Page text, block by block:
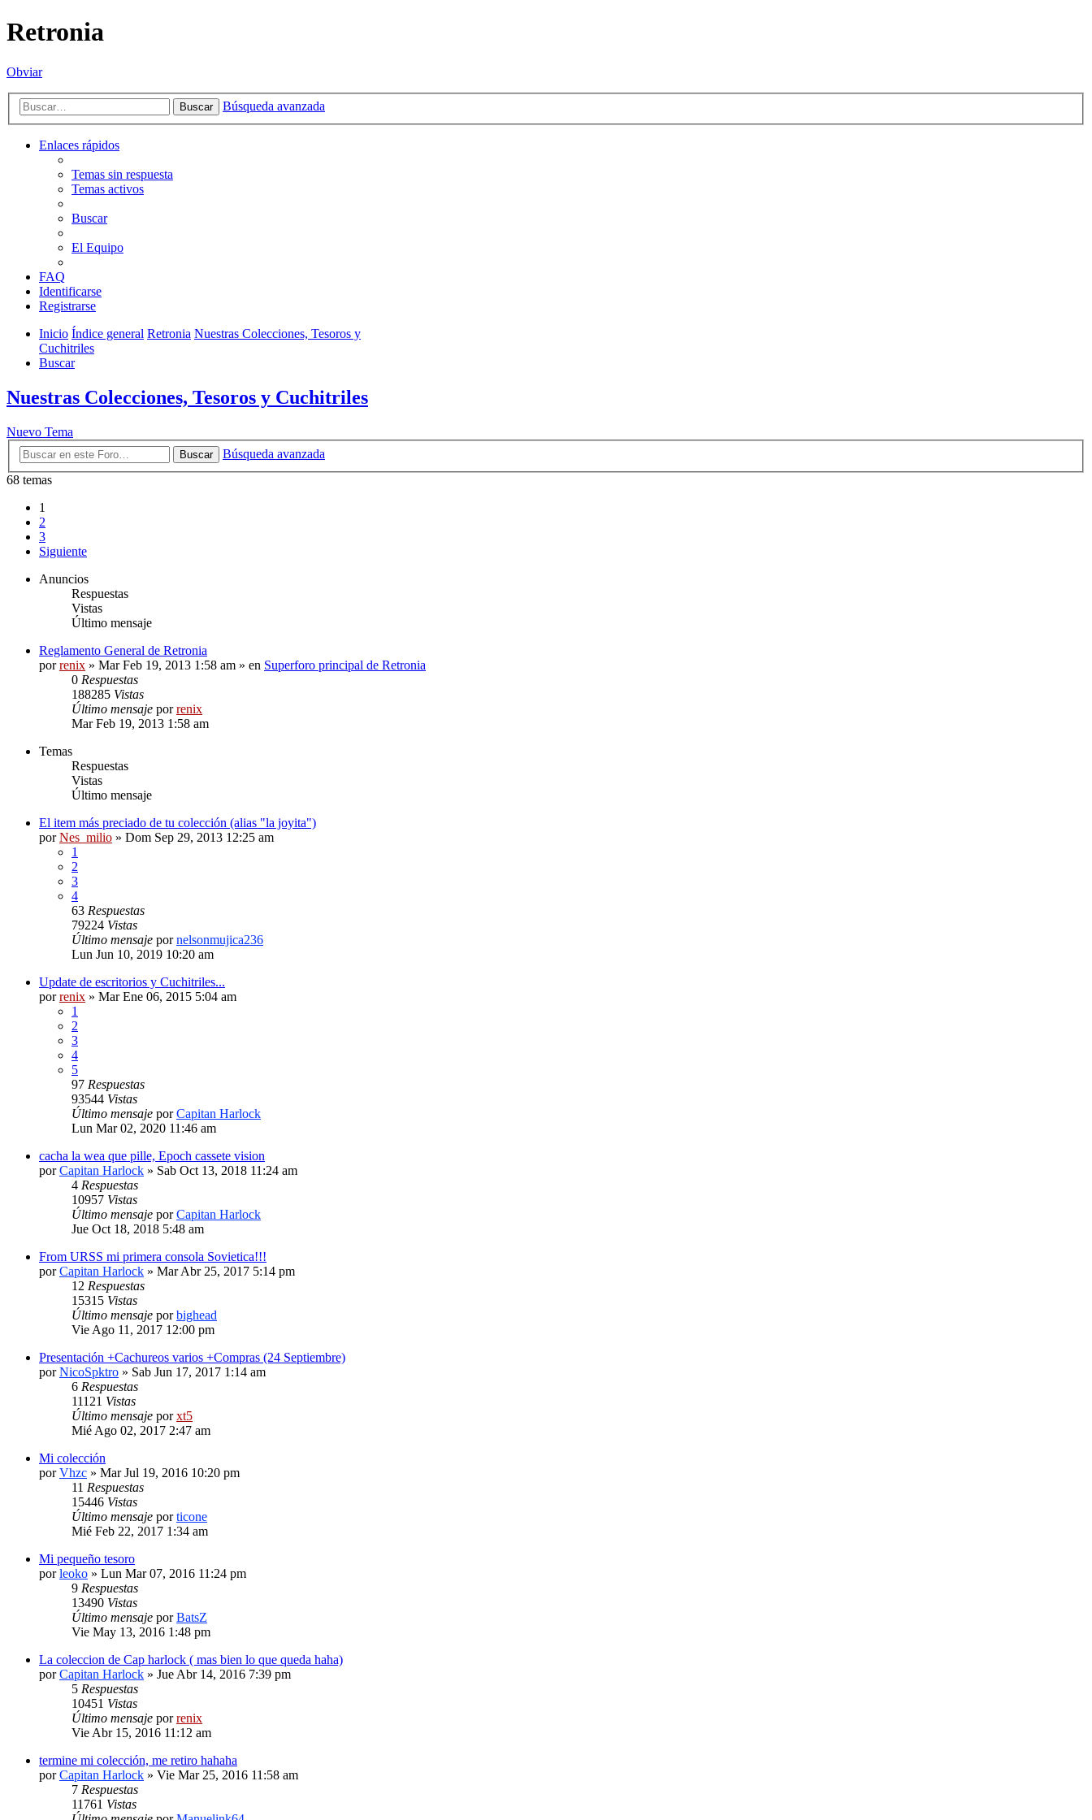
Retronia
Obviar
Buscar Búsqueda avanzada
Enlaces rápidos
Temas sin respuesta
Temas activos
Buscar
El Equipo
FAQ
Identificarse
Registrarse
Inicio Índice general Retronia Nuestras Colecciones, Tesoros y
Cuchitriles
Buscar
Nuestras Colecciones, Tesoros y Cuchitriles
Nuevo Tema
Buscar
Búsqueda avanzada
68 temas
1
2
3
Siguiente
Anuncios
Respuestas
Vistas
Último mensaje
Reglamento General de Retronia
porrenix » Mar Feb 19, 2013 1:58 am » en Superforo principal de Retronia
0 Respuestas
188285 Vistas
Último mensaje porrenix
Mar Feb 19, 2013 1:58 am
Temas
Respuestas
Vistas
Último mensaje
El item más preciado de tu colección (alias "la joyita")
porNes_milio » Dom Sep 29, 2013 12:25 am
1
2
3
4
63 Respuestas
79224 Vistas
Último mensaje pornelsonmujica236
Lun Jun 10, 2019 10:20 am
Update de escritorios y Cuchitriles...
porrenix » Mar Ene 06, 2015 5:04 am
1
2
3
4
5
97 Respuestas
93544 Vistas
Último mensaje porCapitan Harlock
Lun Mar 02, 2020 11:46 am
cacha la wea que pille, Epoch cassete vision
porCapitan Harlock » Sab Oct 13, 2018 11:24 am
4 Respuestas
10957 Vistas
Último mensaje porCapitan Harlock
Jue Oct 18, 2018 5:48 am
From URSS mi primera consola Sovietica!!!
porCapitan Harlock » Mar Abr 25, 2017 5:14 pm
12 Respuestas
15315 Vistas
Último mensaje porbighead
Vie Ago 11, 2017 12:00 pm
Presentación +Cachureos varios +Compras (24 Septiembre)
porNicoSpktro » Sab Jun 17, 2017 1:14 am
6 Respuestas
11121 Vistas
Último mensaje porxt5
Mié Ago 02, 2017 2:47 am
Mi colección
porVhzc » Mar Jul 19, 2016 10:20 pm
11 Respuestas
15446 Vistas
Último mensaje porticone
Mié Feb 22, 2017 1:34 am
Mi pequeño tesoro
porleoko » Lun Mar 07, 2016 11:24 pm
9 Respuestas
13490 Vistas
Último mensaje porBatsZ
Vie May 13, 2016 1:48 pm
La coleccion de Cap harlock ( mas bien lo que queda haha)
porCapitan Harlock » Jue Abr 14, 2016 7:39 pm
5 Respuestas
10451 Vistas
Último mensaje porrenix
Vie Abr 15, 2016 11:12 am
termine mi colección, me retiro hahaha
porCapitan Harlock » Vie Mar 25, 2016 11:58 am
7 Respuestas
11761 Vistas